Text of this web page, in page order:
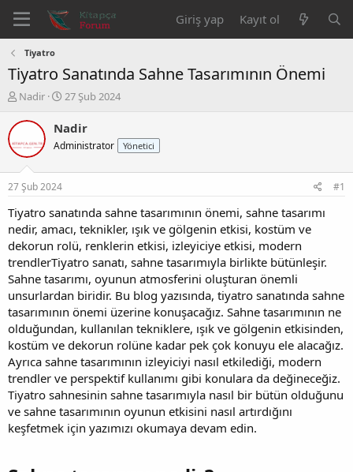
Giriş yap Kayıt ol
Tiyatro
Tiyatro Sanatında Sahne Tasarımının Önemi
K
n
u
u
b
a
ş
l
a
t
a
n
Nadir
B
ş
l
a
ç
a
r
i
h
i
27 Şub 2024
Nadir
Administrator Yönetici
27 Şub 2024 #1
Tiyatro sanatında sahne tasarımının önemi, sahne tasarımı
nedir, amacı, teknikler, ışık ve gölgenin etkisi, kostüm ve
dekorun rolü, renklerin etkisi, izleyiciye etkisi, modern
trendlerTiyatro sanatı, sahne tasarımıyla birlikte bütünleşir.
Sahne tasarımı, oyunun atmosferini oluşturan önemli
unsurlardan biridir. Bu blog yazısında, tiyatro sanatında sahne
tasarımının önemi üzerine konuşacağız. Sahne tasarımının ne
olduğundan, kullanılan tekniklere, ışık ve gölgenin etkisinden,
kostüm ve dekorun rolüne kadar pek çok konuyu ele alacağız.
Ayrıca sahne tasarımının izleyiciyi nasıl etkilediği, modern
trendler ve perspektif kullanımı gibi konulara da değineceğiz.
Tiyatro sahnesinin sahne tasarımıyla nasıl bir bütün olduğunu
ve sahne tasarımının oyunun etkisini nasıl artırdığını
keşfetmek için yazımızı okumaya devam edin.